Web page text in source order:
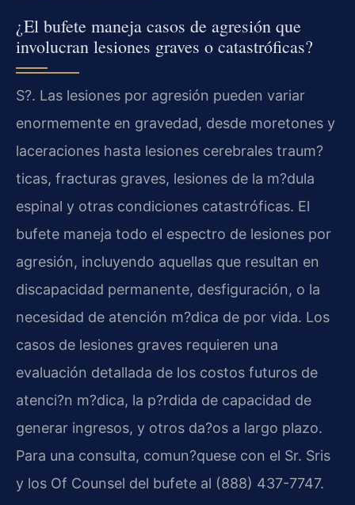
¿El bufete maneja casos de agresión que
involucran lesiones graves o catastróficas?
S?. Las lesiones por agresión pueden variar
enormemente en gravedad, desde moretones y
laceraciones hasta lesiones cerebrales traum?
ticas, fracturas graves, lesiones de la m?dula
espinal y otras condiciones catastróficas. El
bufete maneja todo el espectro de lesiones por
agresión, incluyendo aquellas que resultan en
discapacidad permanente, desfiguración, o la
necesidad de atención m?dica de por vida. Los
casos de lesiones graves requieren una
evaluación detallada de los costos futuros de
atenci?n m?dica, la p?rdida de capacidad de
generar ingresos, y otros da?os a largo plazo.
Para una consulta, comun?quese con el Sr. Sris
y los Of Counsel del bufete al (888) 437-7747.